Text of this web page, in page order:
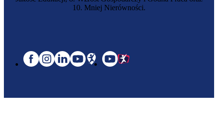
10. Mniej Nierówności.